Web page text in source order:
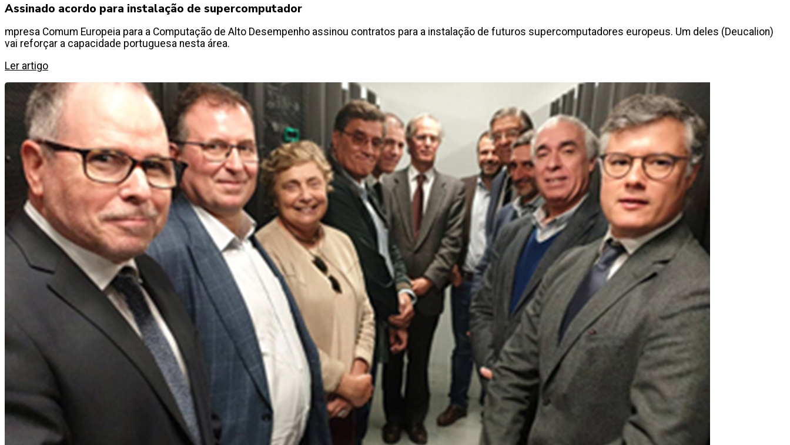
Assinado acordo para instalação de supercomputador
mpresa Comum Europeia para a Computação de Alto Desempenho assinou contratos para a instalação de futuros supercomputadores europeus. Um deles (Deucalion)
vai reforçar a capacidade portuguesa nesta área.
Ler artigo